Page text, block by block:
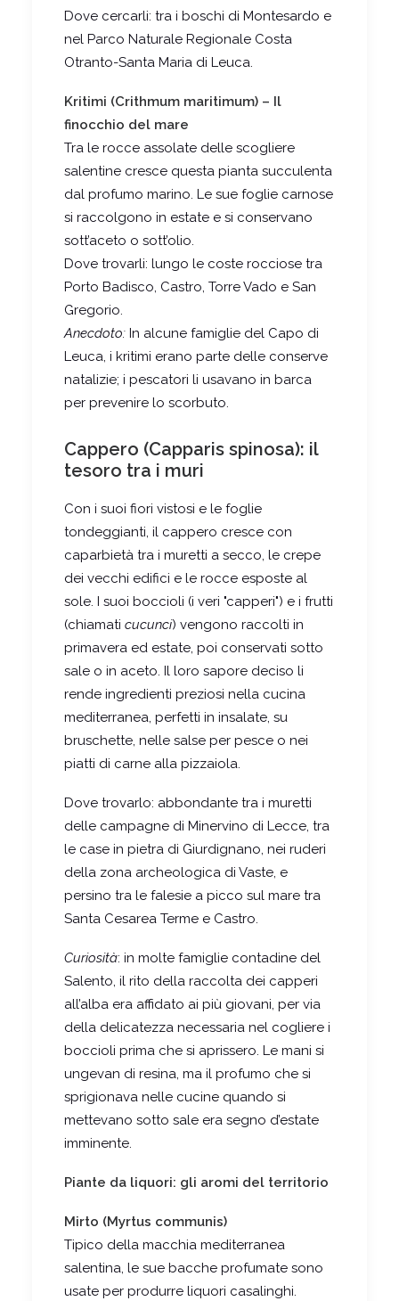
Dove cercarli: tra i boschi di Montesardo e
nel Parco Naturale Regionale Costa
Otranto-Santa Maria di Leuca.
Kritimi (Crithmum maritimum) – Il
finocchio del mare
Tra le rocce assolate delle scogliere
salentine cresce questa pianta succulenta
dal profumo marino. Le sue foglie carnose
si raccolgono in estate e si conservano
sott’aceto o sott’olio.
Dove trovarli: lungo le coste rocciose tra
Porto Badisco, Castro, Torre Vado e San
Gregorio.
Anecdoto: In alcune famiglie del Capo di
Leuca, i kritimi erano parte delle conserve
natalizie; i pescatori li usavano in barca
per prevenire lo scorbuto.
Cappero (Capparis spinosa): il
tesoro tra i muri
Con i suoi fiori vistosi e le foglie
tondeggianti, il cappero cresce con
caparbietà tra i muretti a secco, le crepe
dei vecchi edifici e le rocce esposte al
sole. I suoi boccioli (i veri "capperi") e i frutti
(chiamati cucunci) vengono raccolti in
primavera ed estate, poi conservati sotto
sale o in aceto. Il loro sapore deciso li
rende ingredienti preziosi nella cucina
mediterranea, perfetti in insalate, su
bruschette, nelle salse per pesce o nei
piatti di carne alla pizzaiola.
Dove trovarlo: abbondante tra i muretti
delle campagne di Minervino di Lecce, tra
le case in pietra di Giurdignano, nei ruderi
della zona archeologica di Vaste, e
persino tra le falesie a picco sul mare tra
Santa Cesarea Terme e Castro.
Curiosità: in molte famiglie contadine del
Salento, il rito della raccolta dei capperi
all’alba era affidato ai più giovani, per via
della delicatezza necessaria nel cogliere i
boccioli prima che si aprissero. Le mani si
ungevan di resina, ma il profumo che si
sprigionava nelle cucine quando si
mettevano sotto sale era segno d’estate
imminente.
Piante da liquori: gli aromi del territorio
Mirto (Myrtus communis)
Tipico della macchia mediterranea
salentina, le sue bacche profumate sono
usate per produrre liquori casalinghi.